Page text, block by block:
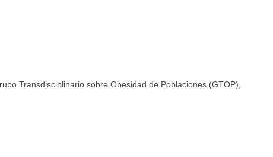
Transdisciplinario sobre Obesidad de Poblaciones (GTOP),